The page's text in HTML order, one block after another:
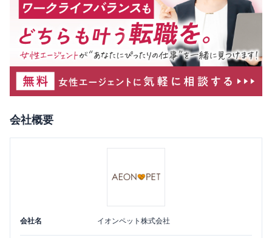
会社概要
会社名 イオンペット株式会社